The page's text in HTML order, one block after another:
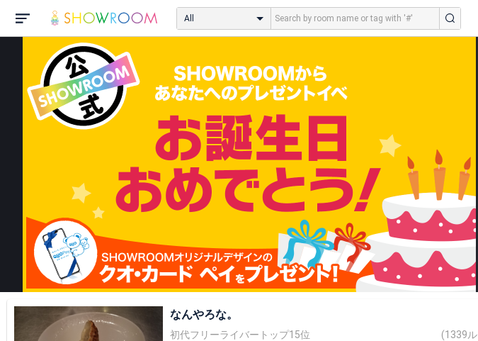
All
なんやろな。
初代フリーライバートップ15位 (1339ルーム中) 皆さま、本当にありがとうござい